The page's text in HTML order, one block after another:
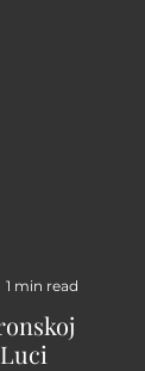
1 min read